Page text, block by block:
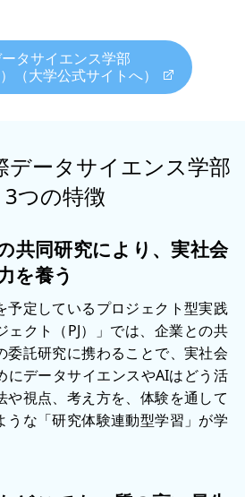
タサイエンス学部
（大学公式サイトへ）
データサイエンス学部
つの特徴
同研究により、実社会
を養う
予定しているプロジェクト型実践
ェクト（PJ）」では、企業との共
委託研究に携わることで、実社会
にデータサイエンスやAIはどう活
や視点、考え方を、体験を通して
うな「研究体験連動型学習」が学